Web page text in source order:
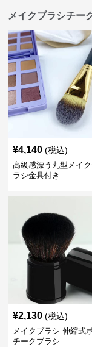
メイクブラシチー
¥4,140 (税込)
高級感漂う丸型メイ
ラシ金具付き
¥2,130 (税込)
メイクブラシ 伸縮式
チークブラシ